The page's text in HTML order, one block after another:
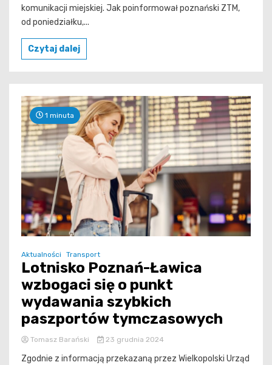
komunikacji miejskiej. Jak poinformował poznański ZTM,
od poniedziałku,...
Czytaj dalej
1 minuta
Aktualności Transport
Lotnisko Poznań-Ławica
wzbogaci się o punkt
wydawania szybkich
paszportów tymczasowych
Tomasz Barański 23 grudnia 2024
Zgodnie z informacją przekazaną przez Wielkopolski Urząd